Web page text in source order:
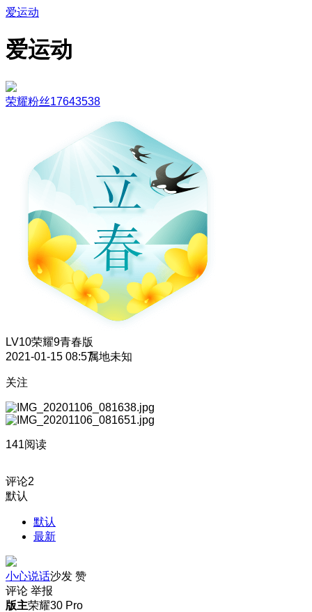
爱运动
爱运动
荣耀粉丝17643538
LV10荣耀9青春版
2021-01-15 08:57属地未知
关注
141阅读
评论2
默认
默认
最新
小心说话沙发 赞
评论 举报
版主荣耀30 Pro